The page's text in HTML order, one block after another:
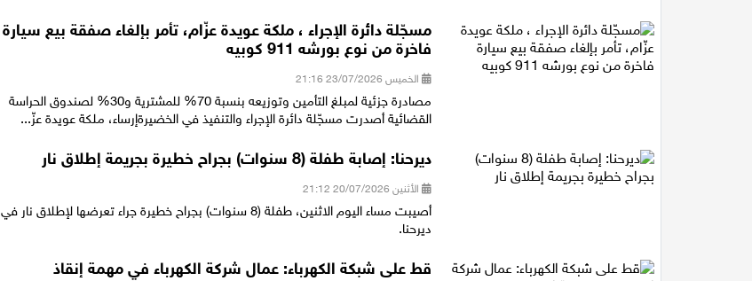
مسجّلة دائرة الإجراء ، ملكة عويدة عزّام، تأمر بإلغاء صفقة بيع سيارة
فاخرة من نوع بورشه 911 كوبيه
الخميس 23/07/2026 21:16
مصادرة جزئية لمبلغ التأمين وتوزيعه بنسبة 70% للمشترية و30% لصندوق الحراسة
القضائية أصدرت مسجّلة دائرة الإجراء والتنفيذ في الخضيرةإرساء، ملكة عويدة عزّ...
ديرحنا: إصابة طفلة (8 سنوات) بجراح خطيرة بجريمة إطلاق نار
الأثنين 20/07/2026 21:12
أصيبت مساء اليوم الاثنين، طفلة (8 سنوات) بجراح خطيرة جراء تعرضها لإطلاق نار في
ديرحنا.
قط على شبكة الكهرباء: عمال شركة الكهرباء في مهمة إنقاذ